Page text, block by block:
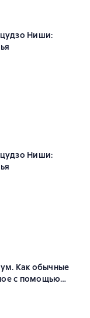
Ниши:
основе 0 оценок
Ниши:
основе 0 оценок
Как обычные
с помощью
Саммари